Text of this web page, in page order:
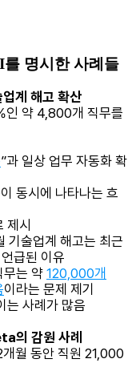
명시한 사례들
계 해고 확산
인 약 4,800개 직무를
”과 일상 업무 자동화 확
동시에 나타나는 흐
제시
술업계 해고는 최근
급된 이유
는 약 120,000개
이라는 문제 제기
는 사례가 많음
감원 사례
월 동안 직원 21,000